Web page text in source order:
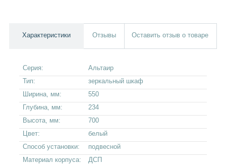
Характеристики Отзывы Оставить отзыв о товаре
Серия:
Альтаир
Тип:
зеркальный шкаф
Ширина, мм:
550
Глубина, мм:
234
Высота, мм:
700
Цвет:
белый
Способ установки:
подвесной
Материал корпуса:
ДСП